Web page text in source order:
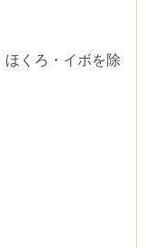
くろ・イボを除